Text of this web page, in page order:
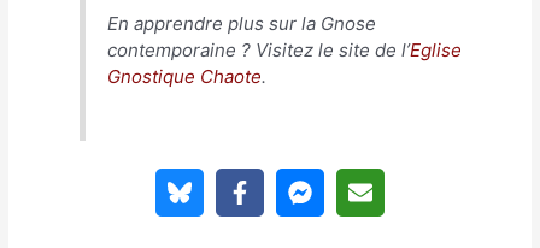
En apprendre plus sur la Gnose
contemporaine ? Visitez le site de l’Eglise
Gnostique Chaote.